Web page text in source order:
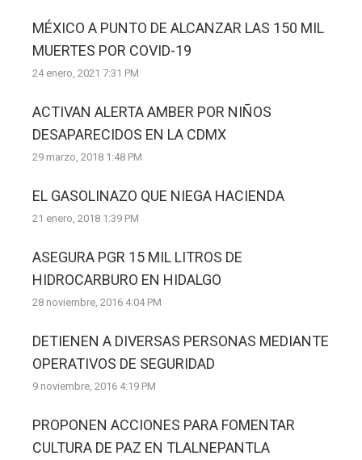
MÉXICO A PUNTO DE ALCANZAR LAS 150 MIL
MUERTES POR COVID-19
24 enero, 2021 7:31 PM
ACTIVAN ALERTA AMBER POR NIÑOS
DESAPARECIDOS EN LA CDMX
29 marzo, 2018 1:48 PM
EL GASOLINAZO QUE NIEGA HACIENDA
21 enero, 2018 1:39 PM
ASEGURA PGR 15 MIL LITROS DE
HIDROCARBURO EN HIDALGO
28 noviembre, 2016 4:04 PM
DETIENEN A DIVERSAS PERSONAS MEDIANTE
OPERATIVOS DE SEGURIDAD
9 noviembre, 2016 4:19 PM
PROPONEN ACCIONES PARA FOMENTAR
CULTURA DE PAZ EN TLALNEPANTLA